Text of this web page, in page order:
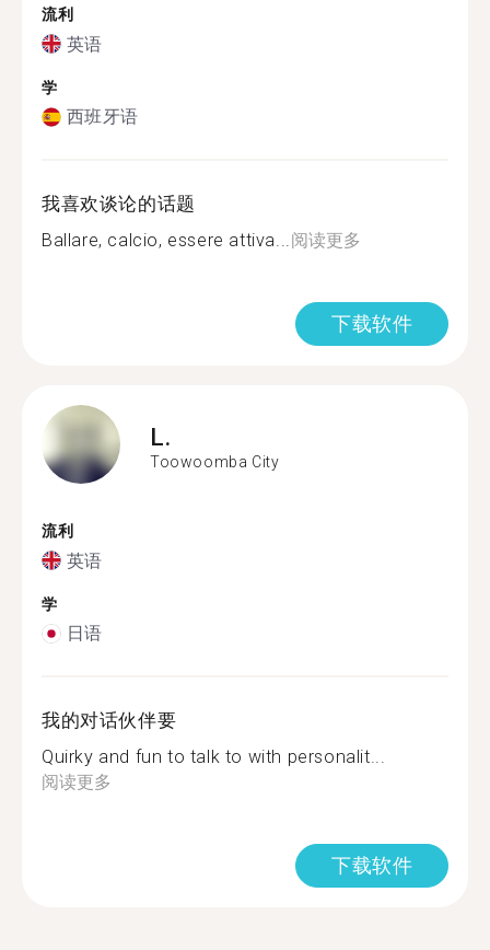
流利
英语
学
西班牙语
我喜欢谈论的话题
Ballare, calcio, essere attiva...阅读更多
下载软件
L.
Toowoomba City
流利
英语
学
日语
我的对话伙伴要
Quirky and fun to talk to with personalit...
阅读更多
下载软件